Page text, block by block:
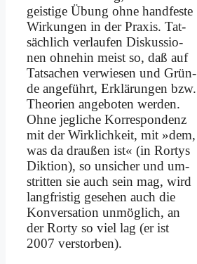
gei­sti­ge Übung oh­ne hand­fe­ste
Wir­kun­gen in der Pra­xis. Tat­
säch­lich ver­lau­fen Dis­kus­sio­
nen oh­ne­hin meist so, daß auf
Tat­sa­chen ver­wie­sen und Grün­
de an­ge­führt, Er­klä­run­gen bzw.
Theo­rien an­ge­bo­ten wer­den.
Oh­ne jeg­li­che Kor­re­spon­denz
mit der Wirk­lich­keit, mit »dem,
was da drau­ßen ist« (in Ror­tys
Dik­ti­on), so un­si­cher und um­
strit­ten sie auch sein mag, wird
lang­fri­stig ge­se­hen auch die
Kon­ver­sa­ti­on un­mög­lich, an
der Ror­ty so viel lag (er ist
2007 ver­stor­ben).